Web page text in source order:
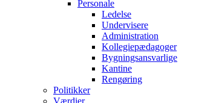
Personale
Ledelse
Undervisere
Administration
Kollegiepædagoger
Bygningsansvarlige
Kantine
Rengøring
Politikker
Værdier